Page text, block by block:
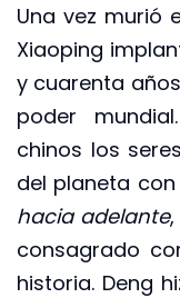
Una vez murió
Xiaoping
y cuarenta
poder
chinos los
del planeta con
hacia adelante,
consagrado
historia. Deng